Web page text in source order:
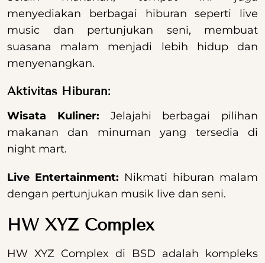
menyediakan berbagai hiburan seperti live
music dan pertunjukan seni, membuat
suasana malam menjadi lebih hidup dan
menyenangkan.
Aktivitas Hiburan:
Wisata Kuliner: Jelajahi berbagai pilihan
makanan dan minuman yang tersedia di
night mart.
Live Entertainment: Nikmati hiburan malam
dengan pertunjukan musik live dan seni.
HW XYZ Complex
HW XYZ Complex di BSD adalah kompleks